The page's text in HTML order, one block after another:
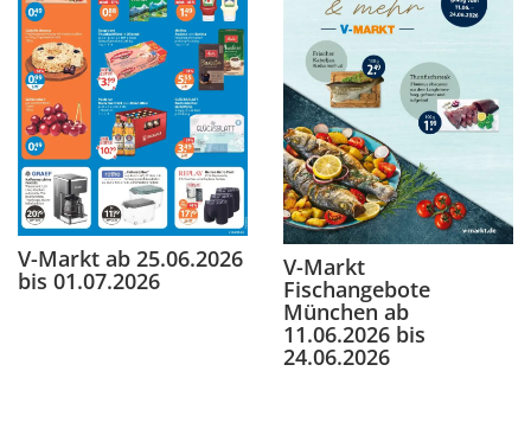
V-Markt ab 25.06.2026
bis 01.07.2026
V-Markt
Fischangebote
München ab
11.06.2026 bis
24.06.2026